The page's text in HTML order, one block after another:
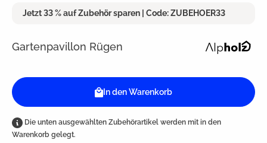
Jetzt 33 % auf Zubehör sparen | Code: ZUBEHOER33
Gartenpavillon Rügen
In den Warenkorb
Die unten ausgewählten Zubehörartikel werden mit in den
Warenkorb gelegt.